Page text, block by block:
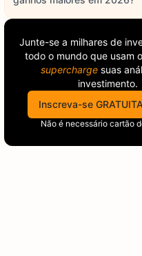
Junte-se a milhares de
todo o mundo que usam o
supercharge suas
investimento.
Inscreva-se
Não é necessário cartão